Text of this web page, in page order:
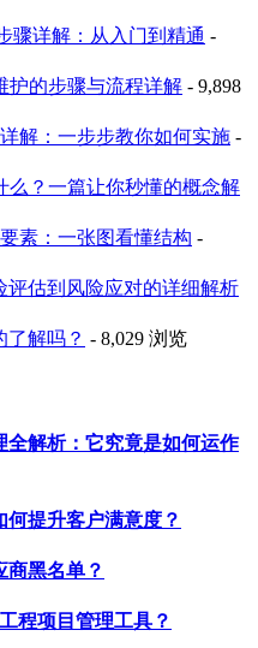
骤详解：从入门到精通 -
护的步骤与流程详解 - 9,898
解：一步步教你如何实施 -
么？一篇让你秒懂的概念解
素：一张图看懂结构 -
评估到风险应对的详细解析
了解吗？ - 8,029 浏览
全解析：它究竟是如何运作
提升客户满意度？
商黑名单？
程项目管理工具？